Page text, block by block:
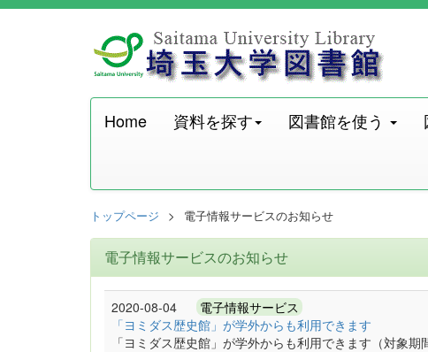
Home 資料を探す 図書館を使う
トップページ 電子情報サービスのお知らせ
電子情報サービスのお知らせ
2020-08-04 電子情報サービス
「ヨミダス歴史館」が学外からも利用できます
「ヨミダス歴史館」が学外からも利用できます（対象